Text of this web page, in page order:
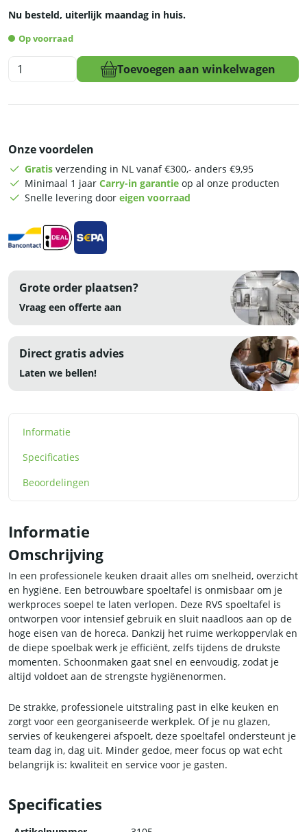
Nu besteld, uiterlijk maandag in huis.
Op voorraad
HCB
Spoeltafel
120
60
cm
aantal
Toevoegen aan winkelwagen
Onze voordelen
Gratis verzending in NL vanaf €300,- anders €9,95
Minimaal 1 jaar Carry-in garantie op al onze producten
Snelle levering door eigen voorraad
Grote order plaatsen?
Vraag een offerte aan
Direct gratis advies
Laten we bellen!
Informatie
Specificaties
Beoordelingen
Informatie
Omschrijving
In een professionele keuken draait alles om snelheid, overzicht
en hygiëne. Een betrouwbare spoeltafel is onmisbaar om je
werkproces soepel te laten verlopen. Deze RVS spoeltafel is
ontworpen voor intensief gebruik en sluit naadloos aan op de
hoge eisen van de horeca. Dankzij het ruime werkoppervlak en
de diepe spoelbak werk je efficiënt, zelfs tijdens de drukste
momenten. Schoonmaken gaat snel en eenvoudig, zodat je
altijd voldoet aan de strengste hygiënenormen.
De strakke, professionele uitstraling past in elke keuken en
zorgt voor een georganiseerde werkplek. Of je nu glazen,
servies of keukengerei afspoelt, deze spoeltafel ondersteunt je
team dag in, dag uit. Minder gedoe, meer focus op wat echt
belangrijk is: kwaliteit en service voor je gasten.
Specificaties